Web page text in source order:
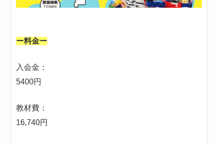
ー料金ー
入会金：
5400円
教材費：
16,740円